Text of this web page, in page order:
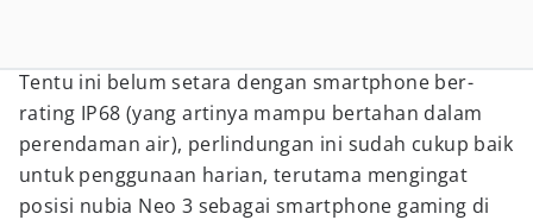
Tentu ini belum setara dengan smartphone ber-
rating IP68 (yang artinya mampu bertahan dalam
perendaman air), perlindungan ini sudah cukup baik
untuk penggunaan harian, terutama mengingat
posisi nubia Neo 3 sebagai smartphone gaming di